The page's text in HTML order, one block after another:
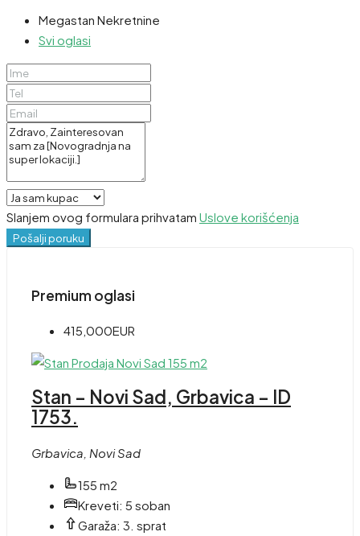
Megastan Nekretnine
Svi oglasi
Slanjem ovog formulara prihvatam Uslove korišćenja
Pošalji poruku
Premium oglasi
415,000EUR
Stan – Novi Sad, Grbavica – ID
1753.
Grbavica, Novi Sad
155 m2
Kreveti: 5 soban
Garaža: 3. sprat